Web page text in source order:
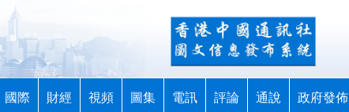
國際 財經 視頻 圖集 電訊 評論 通說 政府發佈